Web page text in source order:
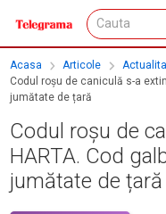
Acasa Articole
Codul roșu de caniculă s-a
jumătate de țară
Codul roșu de
HARTA. Cod
jumătate de țară